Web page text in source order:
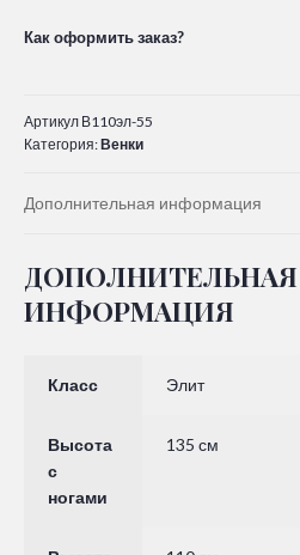
Как оформить заказ?
Артикул В110эл-55
Категория:Венки
Дополнительная информация
ДОПОЛНИТЕЛЬНАЯ
ИНФОРМАЦИЯ
Класс Элит
Высота
с
ногами
135 см